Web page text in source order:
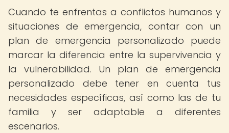
Cuando te enfrentas a conflictos humanos y
situaciones de emergencia, contar con un
plan de emergencia personalizado puede
marcar la diferencia entre la supervivencia y
la vulnerabilidad. Un plan de emergencia
personalizado debe tener en cuenta tus
necesidades específicas, así como las de tu
familia y ser adaptable a diferentes
escenarios.